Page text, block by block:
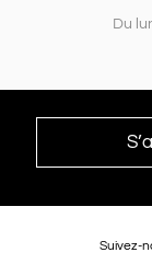
Du
Suivez-